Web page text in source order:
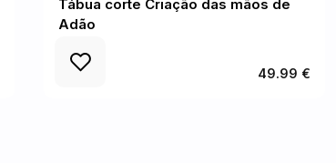
Tábua corte Criação das mãos de
Adão
49.99 €